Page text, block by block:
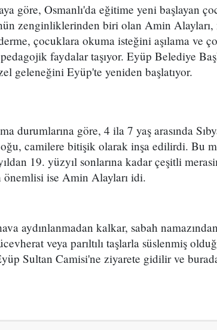
göre, Osmanlı'da eğitime yeni başlayan
zenginliklerinden biri olan Amin Alayları,
çocuklara okuma isteğini aşılama ve
faydalar taşıyor. Eyüp Belediye
geleneğini Eyüp'te yeniden başlatıyor.
durumlarına göre, 4 ila 7 yaş arasında
camilere bitişik olarak inşa edilirdi. Bu
19. yüzyıl sonlarına kadar çeşitli
ise Amin Alayları idi.
aydınlanmadan kalkar, sabah
veya parıltılı taşlarla süslenmiş
Sultan Camisi'ne ziyarete gidilir ve